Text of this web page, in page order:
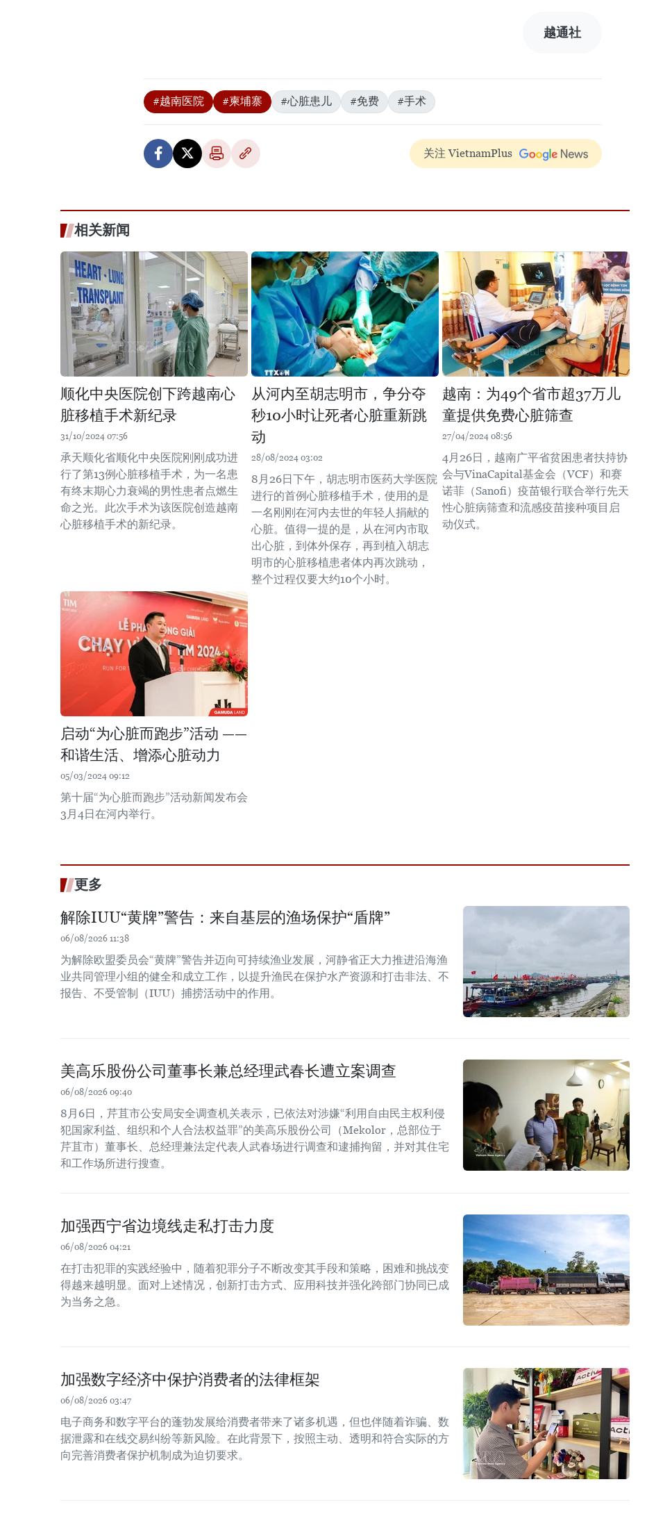
越通社
#越南医院 #柬埔寨 #心脏患儿 #免费 #手术
关注 VietnamPlus
相关新闻
顺化中央医院创下跨越南心
脏移植手术新纪录
31/10/2024 07:56
承天顺化省顺化中央医院刚刚成功进
行了第13例心脏移植手术，为一名患
有终末期心力衰竭的男性患者点燃生
命之光。此次手术为该医院创造越南
心脏移植手术的新纪录。
从河内至胡志明市，争分夺
秒10小时让死者心脏重新跳
动
28/08/2024 03:02
8月26日下午，胡志明市医药大学医院
进行的首例心脏移植手术，使用的是
一名刚刚在河内去世的年轻人捐献的
心脏。值得一提的是，从在河内市取
出心脏，到体外保存，再到植入胡志
明市的心脏移植患者体内再次跳动，
整个过程仅要大约10个小时。
越南：为49个省市超37万儿
童提供免费心脏筛查
27/04/2024 08:56
4月26日，越南广平省贫困患者扶持协
会与VinaCapital基金会（VCF）和赛
诺菲（Sanofi）疫苗银行联合举行先天
性心脏病筛查和流感疫苗接种项目启
动仪式。
启动“为心脏而跑步”活动 ——
和谐生活、增添心脏动力
05/03/2024 09:12
第十届“为心脏而跑步”活动新闻发布会
3月4日在河内举行。
更多
解除IUU“黄牌”警告：来自基层的渔场保护“盾牌”
06/08/2026 11:38
为解除欧盟委员会“黄牌”警告并迈向可持续渔业发展，河静省正大力推进沿海渔
业共同管理小组的健全和成立工作，以提升渔民在保护水产资源和打击非法、不
报告、不受管制（IUU）捕捞活动中的作用。
美高乐股份公司董事长兼总经理武春长遭立案调查
06/08/2026 09:40
8月6日，芹苴市公安局安全调查机关表示，已依法对涉嫌“利用自由民主权利侵
犯国家利益、组织和个人合法权益罪”的美高乐股份公司（Mekolor，总部位于
芹苴市）董事长、总经理兼法定代表人武春场进行调查和逮捕拘留，并对其住宅
和工作场所进行搜查。
加强西宁省边境线走私打击力度
06/08/2026 04:21
在打击犯罪的实践经验中，随着犯罪分子不断改变其手段和策略，困难和挑战变
得越来越明显。面对上述情况，创新打击方式、应用科技并强化跨部门协同已成
为当务之急。
加强数字经济中保护消费者的法律框架
06/08/2026 03:47
电子商务和数字平台的蓬勃发展给消费者带来了诸多机遇，但也伴随着诈骗、数
据泄露和在线交易纠纷等新风险。在此背景下，按照主动、透明和符合实际的方
向完善消费者保护机制成为迫切要求。